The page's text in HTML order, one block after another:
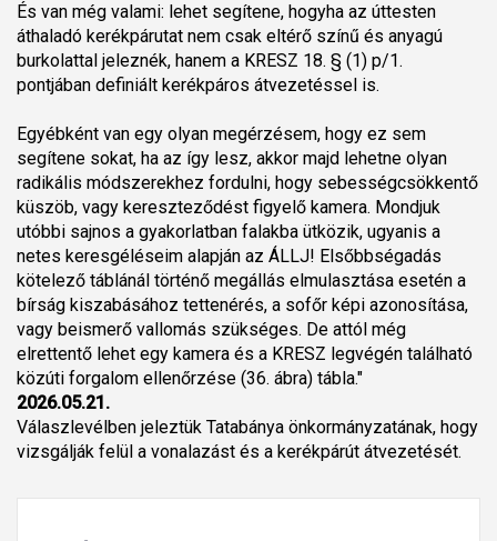
És van még valami: lehet segítene, hogyha az úttesten
áthaladó kerékpárutat nem csak eltérő színű és anyagú
burkolattal jeleznék, hanem a KRESZ 18. § (1) p/1.
pontjában definiált kerékpáros átvezetéssel is.
Egyébként van egy olyan megérzésem, hogy ez sem
segítene sokat, ha az így lesz, akkor majd lehetne olyan
radikális módszerekhez fordulni, hogy sebességcsökkentő
küszöb, vagy kereszteződést figyelő kamera. Mondjuk
utóbbi sajnos a gyakorlatban falakba ütközik, ugyanis a
netes keresgéléseim alapján az ÁLLJ! Elsőbbségadás
kötelező táblánál történő megállás elmulasztása esetén a
bírság kiszabásához tettenérés, a sofőr képi azonosítása,
vagy beismerő vallomás szükséges. De attól még
elrettentő lehet egy kamera és a KRESZ legvégén található
közúti forgalom ellenőrzése (36. ábra) tábla."
2026.05.21.
Válaszlevélben jeleztük Tatabánya önkormányzatának, hogy
vizsgálják felül a vonalazást és a kerékpárút átvezetését.